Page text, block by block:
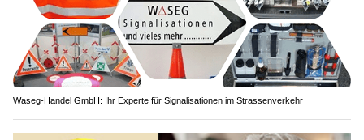
Waseg-Handel GmbH: Ihr Experte für Signalisationen im Strassenverkehr